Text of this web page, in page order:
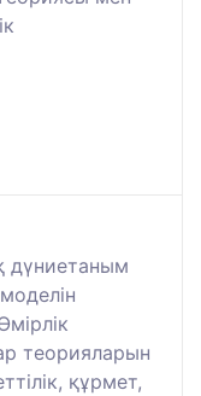
дүниетаным
теорияларын
құрмет,